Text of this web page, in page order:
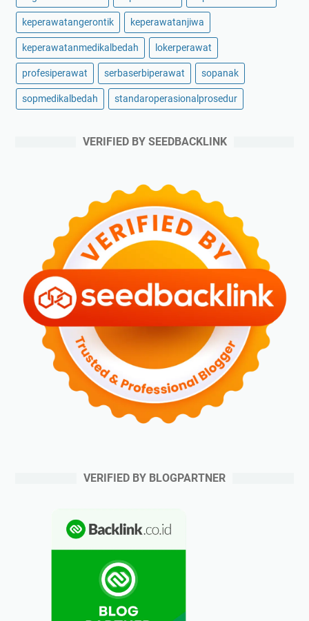
keperawatangerontik keperawatanjiwa
keperawatanmedikalbedah lokerperawat
profesiperawat serbaserbiperawat sopanak
sopmedikalbedah standaroperasionalprosedur
VERIFIED BY SEEDBACKLINK
VERIFIED BY BLOGPARTNER